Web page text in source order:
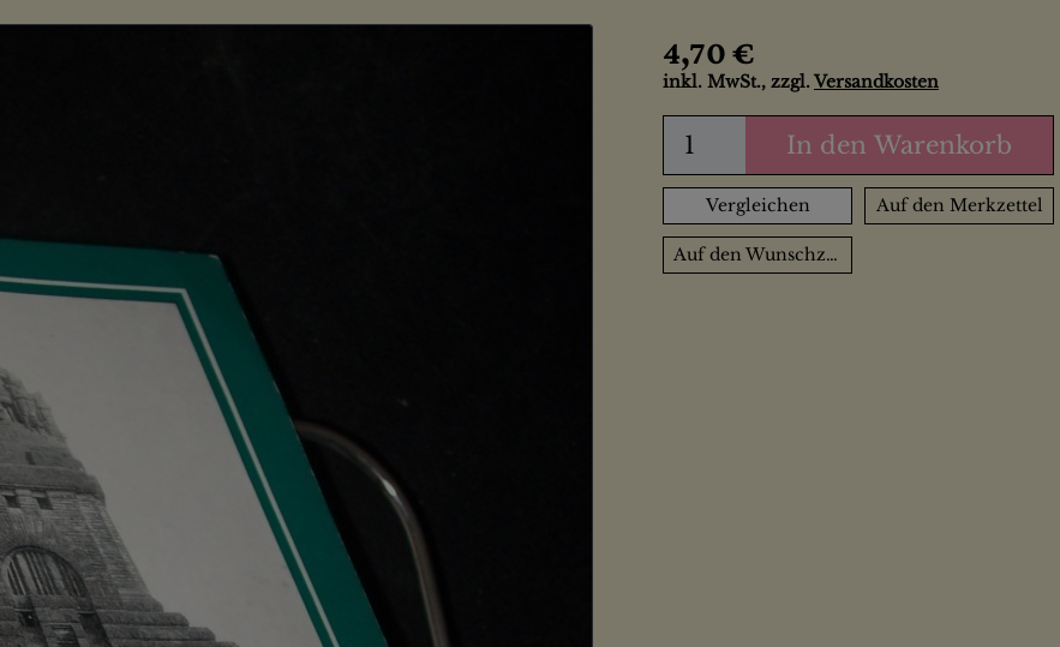
4,70 €
inkl. MwSt., zzgl. Versandkosten
In den Warenkorb
Vergleichen Auf den Merkzettel
Auf den Wunschzettel